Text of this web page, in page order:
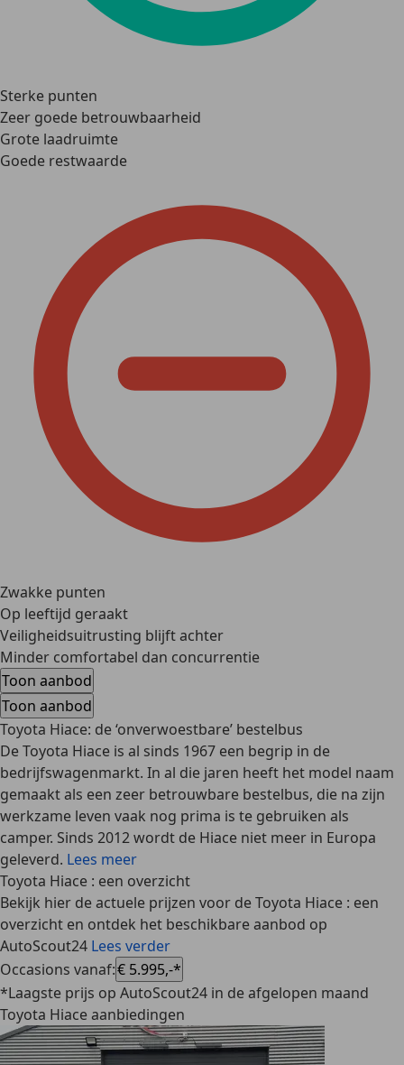
Sterke punten
Zeer goede betrouwbaarheid
Grote laadruimte
Goede restwaarde
Zwakke punten
Op leeftijd geraakt
Veiligheidsuitrusting blijft achter
Minder comfortabel dan concurrentie
Toon aanbod
Toon aanbod
Toyota Hiace: de ‘onverwoestbare’ bestelbus
De Toyota Hiace is al sinds 1967 een begrip in de
bedrijfswagenmarkt. In al die jaren heeft het model naam
gemaakt als een zeer betrouwbare bestelbus, die na zijn
werkzame leven vaak nog prima is te gebruiken als
camper. Sinds 2012 wordt de Hiace niet meer in Europa
geleverd. Lees meer
Toyota Hiace : een overzicht
Bekijk hier de actuele prijzen voor de Toyota Hiace : een
overzicht en ontdek het beschikbare aanbod op
AutoScout24 Lees verder
Occasions vanaf:€ 5.995,-*
*Laagste prijs op AutoScout24 in de afgelopen maand
Toyota Hiace aanbiedingen